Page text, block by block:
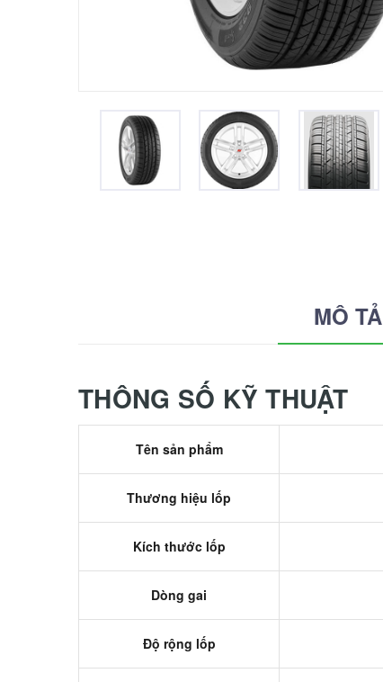
MÔ TẢ
THÔNG SỐ KỸ THUẬT
Tên sản phẩm
Thương hiệu lốp
Kích thước lốp
Dòng gai
Độ rộng lốp